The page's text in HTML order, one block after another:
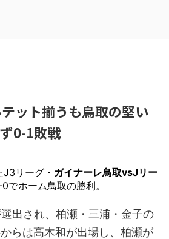
テット揃うも鳥取の堅い
0-1敗戦
リーグ・ ガイナーレ鳥取vsJリー
でホーム鳥取の勝利。
出され、柏瀬・三浦・金子の
らは高木和が出場し、柏瀬が